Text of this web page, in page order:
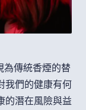
為傳統香煙的替
我們的健康有何
的潛在風險與益